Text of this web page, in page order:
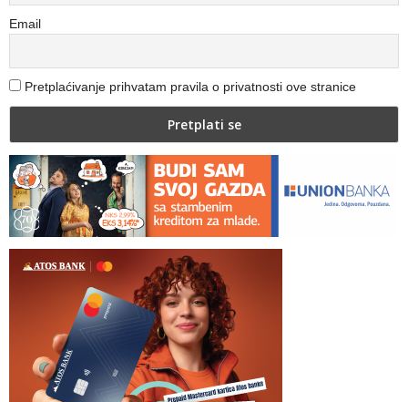
Email
Pretplaćivanje prihvatam pravila o privatnosti ove stranice